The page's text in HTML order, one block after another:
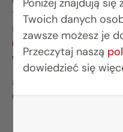
Poniżej znajdują
Twoich danych
zawsze możesz je
Przeczytaj naszą
dowiedzieć się
15-281 Białystok
BIURO WARSZAWA
(22) 642 03 55
al. Wilanowska 67E lok. U5
02-765 Warszawa